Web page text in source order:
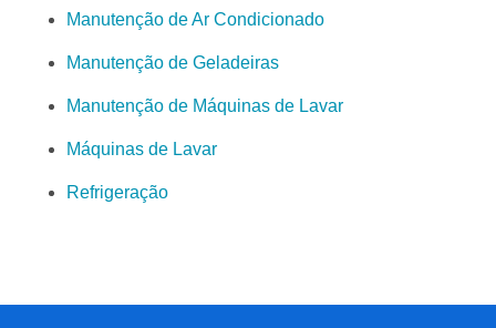
Manutenção de Ar Condicionado
Manutenção de Geladeiras
Manutenção de Máquinas de Lavar
Máquinas de Lavar
Refrigeração